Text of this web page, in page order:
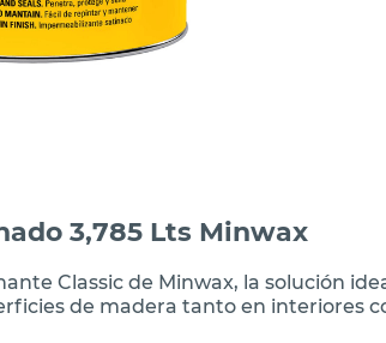
3,785 Lts Minwax
Classic de Minwax, la solución
de madera tanto en interiores